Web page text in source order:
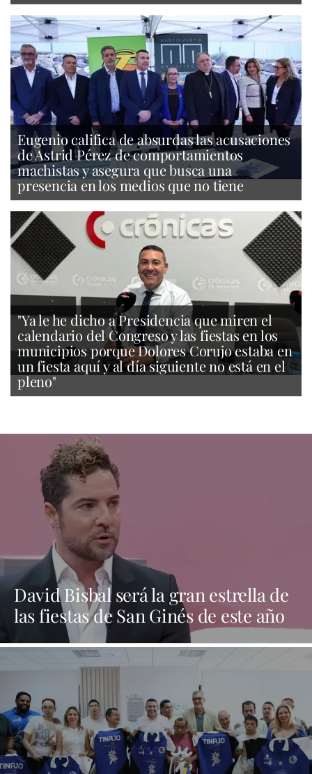
Eugenio califica de absurdas las acusaciones
de Astrid Pérez de comportamientos
machistas y asegura que busca una
presencia en los medios que no tiene
"Ya le he dicho a Presidencia que miren el
calendario del Congreso y las fiestas en los
municipios porque Dolores Corujo estaba en
un fiesta aquí y al día siguiente no está en el
pleno"
David Bisbal será la gran estrella de
las fiestas de San Ginés de este año